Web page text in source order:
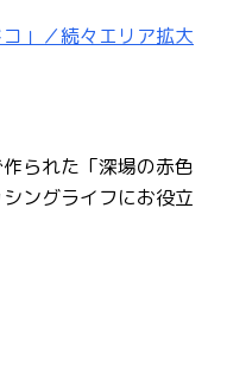
」／続々エリア拡大
られた「深場の赤色
ングライフにお役立